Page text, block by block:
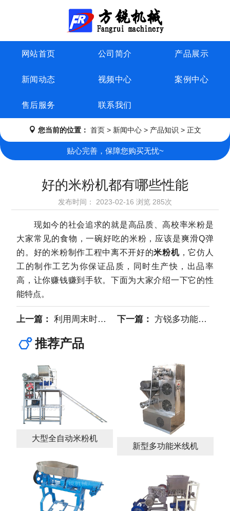
网站首页 公司简介 产品展示
新闻动态 视频中心 案例中心
售后服务 联系我们
您当前的位置： 首页 > 新闻中心 > 产品知识 > 正文
贴心完善，保障您购买无忧~
好的米粉机都有哪些性能
发布时间： 2023-02-16 浏览 285次
现如今的社会追求的就是高品质、高校率米粉是
大家常见的食物，一碗好吃的米粉，应该是爽滑Q弹
的。好的米粉制作工程中离不开好的米粉机，它仿人
工的制作工艺为你保证品质，同时生产快，出品率
高，让你赚钱赚到手软。下面为大家介绍一下它的性
能特点。
上一篇： 利用周末时间来试机的顾客对我们的机器是真爱吧 下一篇： 方锐多功能米粉机的成功“破圈”
推荐产品
大型全自动米粉机
新型多功能米线机